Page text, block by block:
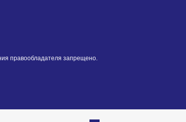
правообладателя запрещено.